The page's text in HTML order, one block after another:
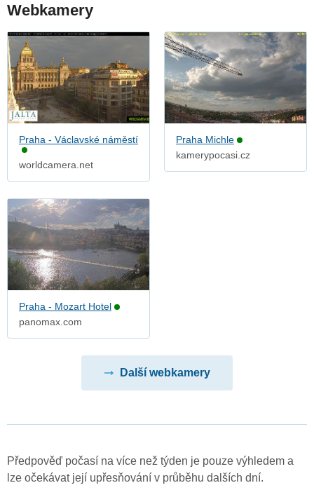
Webkamery
Praha - Václavské náměstí
worldcamera.net
Praha Michle
kamerypocasi.cz
Praha - Mozart Hotel
panomax.com
Další webkamery
Předpověď počasí na více než týden je pouze výhledem a
lze očekávat její upřesňování v průběhu dalších dní.